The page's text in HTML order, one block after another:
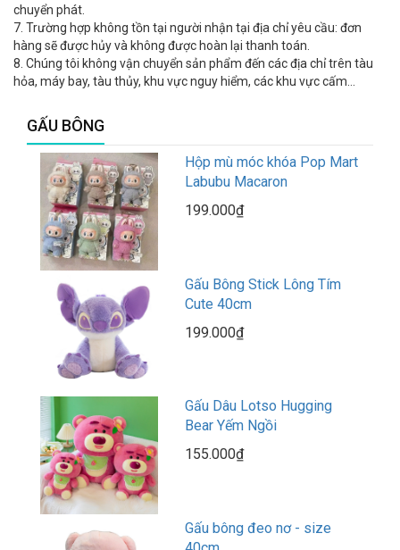
chuyển phát.
7. Trường hợp không tồn tại người nhận tại địa chỉ yêu cầu: đơn
hàng sẽ được hủy và không được hoàn lại thanh toán.
8. Chúng tôi không vận chuyển sản phẩm đến các địa chỉ trên tàu
hỏa, máy bay, tàu thủy, khu vực nguy hiểm, các khu vực cấm…
GẤU BÔNG
Hộp mù móc khóa Pop Mart
Labubu Macaron
199.000₫
Gấu Bông Stick Lông Tím
Cute 40cm
199.000₫
Gấu Dâu Lotso Hugging
Bear Yếm Ngồi
155.000₫
Gấu bông đeo nơ - size